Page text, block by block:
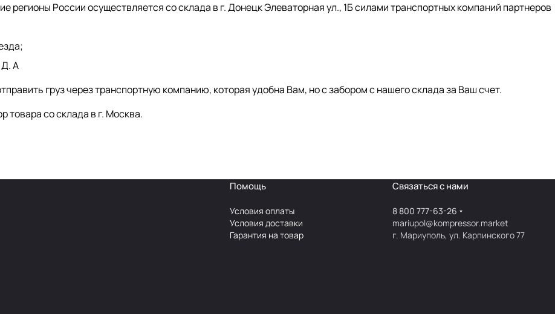
регионы России осуществляется со склада в г. Донецк Элеваторная ул., 1Б силами транспортных компаний партнеров
А
груз через транспортную компанию, которая удобна Вам, но с забором с нашего склада за Ваш счет.
товара со склада в г. Москва.
Помощь
Условия оплаты
Условия доставки
Гарантия на товар
Связаться с нами
8 800 777-63-26
mariupol@kompressor.market
г. Мариуполь, ул. Карпинского 77